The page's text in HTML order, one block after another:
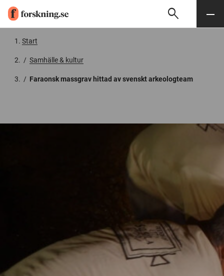
Söksearch Meny
Start
/ Samhälle & kultur
/ Faraonsk massgrav hittad av svenskt arkeologteam